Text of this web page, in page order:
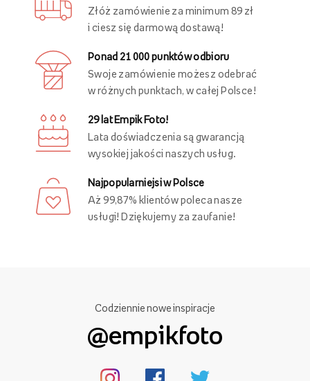
Złóż zamówienie za minimum 89 zł
i ciesz się darmową dostawą!
Ponad 21 000 punktów odbioru
Swoje zamówienie możesz odebrać
w różnych punktach, w całej Polsce!
29 lat Empik Foto!
Lata doświadczenia są gwarancją
wysokiej jakości naszych usług.
Najpopularniejsi w Polsce
Aż 99,87% klientów poleca nasze
usługi! Dziękujemy za zaufanie!
Codziennie nowe inspiracje
@empikfoto